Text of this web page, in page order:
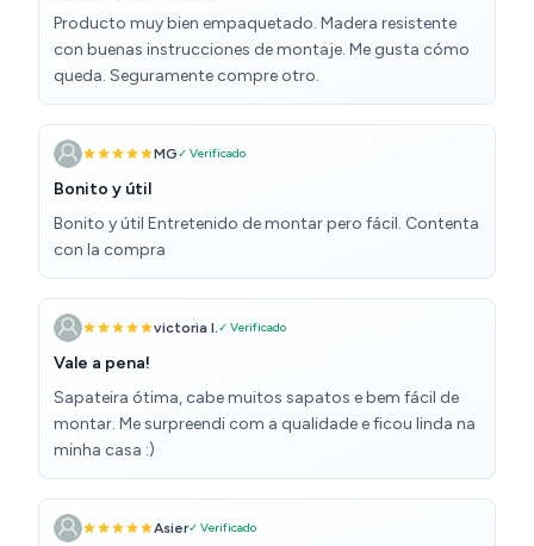
Producto muy bien empaquetado. Madera resistente
con buenas instrucciones de montaje. Me gusta cómo
queda. Seguramente compre otro.
MG✓ Verificado
Bonito y útil
Bonito y útil Entretenido de montar pero fácil. Contenta
con la compra
victoria l. ✓ Verificado
Vale a pena!
Sapateira ótima, cabe muitos sapatos e bem fácil de
montar. Me surpreendi com a qualidade e ficou linda na
minha casa :)
Asier✓ Verificado